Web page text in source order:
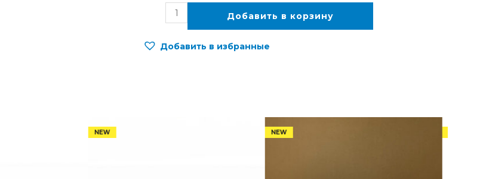
Добавить в корзину
Добавить в избранные